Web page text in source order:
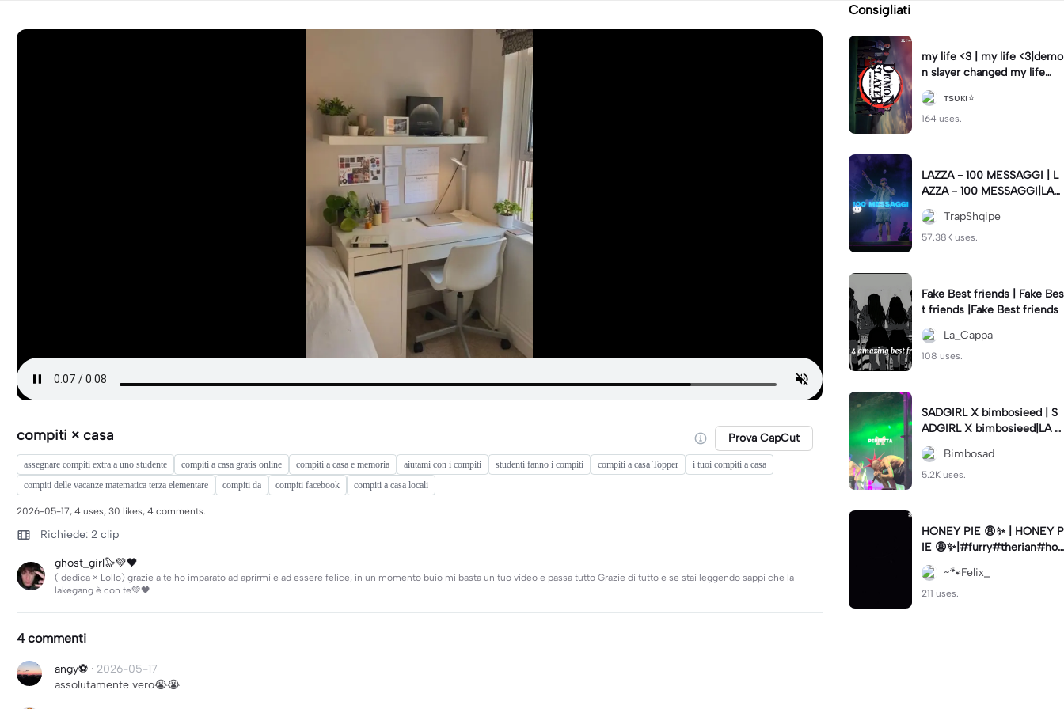
compiti × casa Prova CapCut
assegnare compiti extra a uno studente compiti a casa gratis online compiti a casa e memoria aiutami con i compiti studenti fanno i compiti compiti a casa Topper
i tuoi compiti a casa
compiti delle vacanze matematica terza elementare
compiti da compiti facebook compiti a casa locali
2026-05-17, 4 uses, 30 likes, 4 comments.
Richiede: 2 clip
ghost_girl🦭💚🖤
( dedica × Lollo) grazie a te ho imparato ad aprirmi e ad essere felice, in un momento buio mi basta un tuo video e passa tutto Grazie di tutto e se stai leggendo sappi che la
lakegang è con te💚🖤
4 commenti
angy⚽ · 2026-05-17
assolutamente vero😭😭
Consigliati
my life <3 | my life <3|demo
n slayer changed my life
❤️‍🩹
тѕυкι⭐
164 uses.
LAZZA - 100 MESSAGGI | L
AZZA - 100 MESSAGGI|LAZ
ZA - 100 MESSAGGI💬 #lyri
cs
TrapShqipe
57.38K uses.
Fake Best friends | Fake Bes
t friends |Fake Best friends
La_Cappa
108 uses.
SADGIRL X bimbosieed | S
ADGIRL X bimbosieed|LA S
AD - Sadgirl
Bimbosad
5.2K uses.
HONEY PIE 😩✨ | HONEY P
IE 😩✨|#furry#therian#hon
eypie
~🐾Felix_
211 uses.